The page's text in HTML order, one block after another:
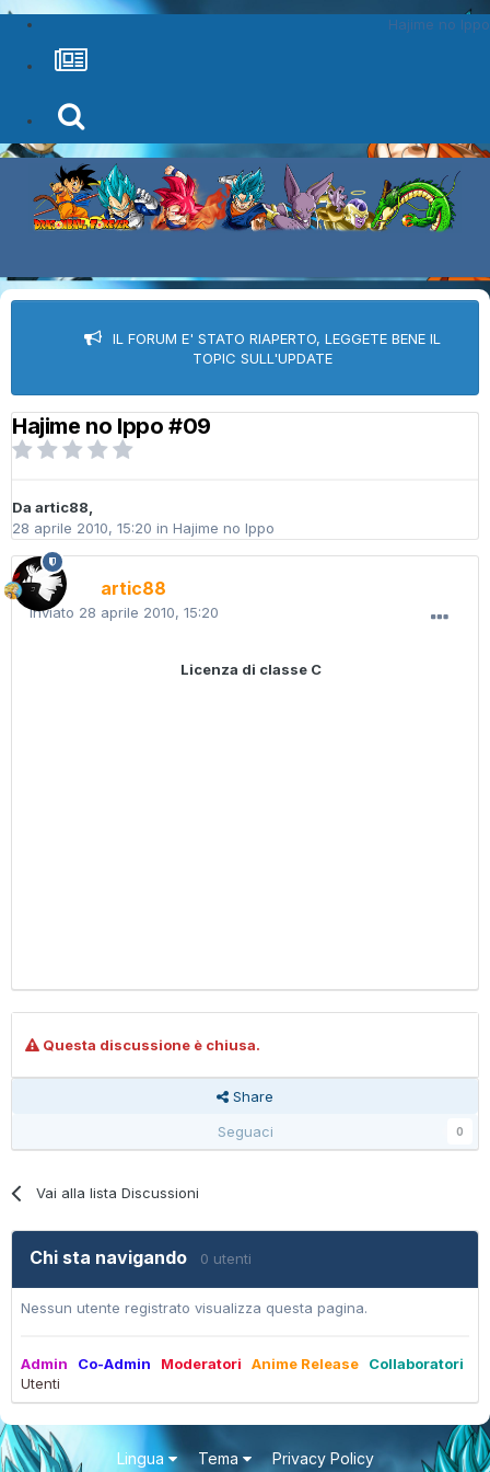
Hajime no Ippo
IL FORUM E' STATO RIAPERTO, LEGGETE BENE IL
TOPIC SULL'UPDATE
Hajime no Ippo #09
Da artic88,
28 aprile 2010, 15:20 in Hajime no Ippo
artic88
Inviato 28 aprile 2010, 15:20
Licenza di classe C
Questa discussione è chiusa.
Share
Seguaci
0
Vai alla lista Discussioni
Chi sta navigando 0 utenti
Nessun utente registrato visualizza questa pagina.
Admin Co-Admin Moderatori Anime Release
Collaboratori
Utenti
Lingua Tema Privacy Policy